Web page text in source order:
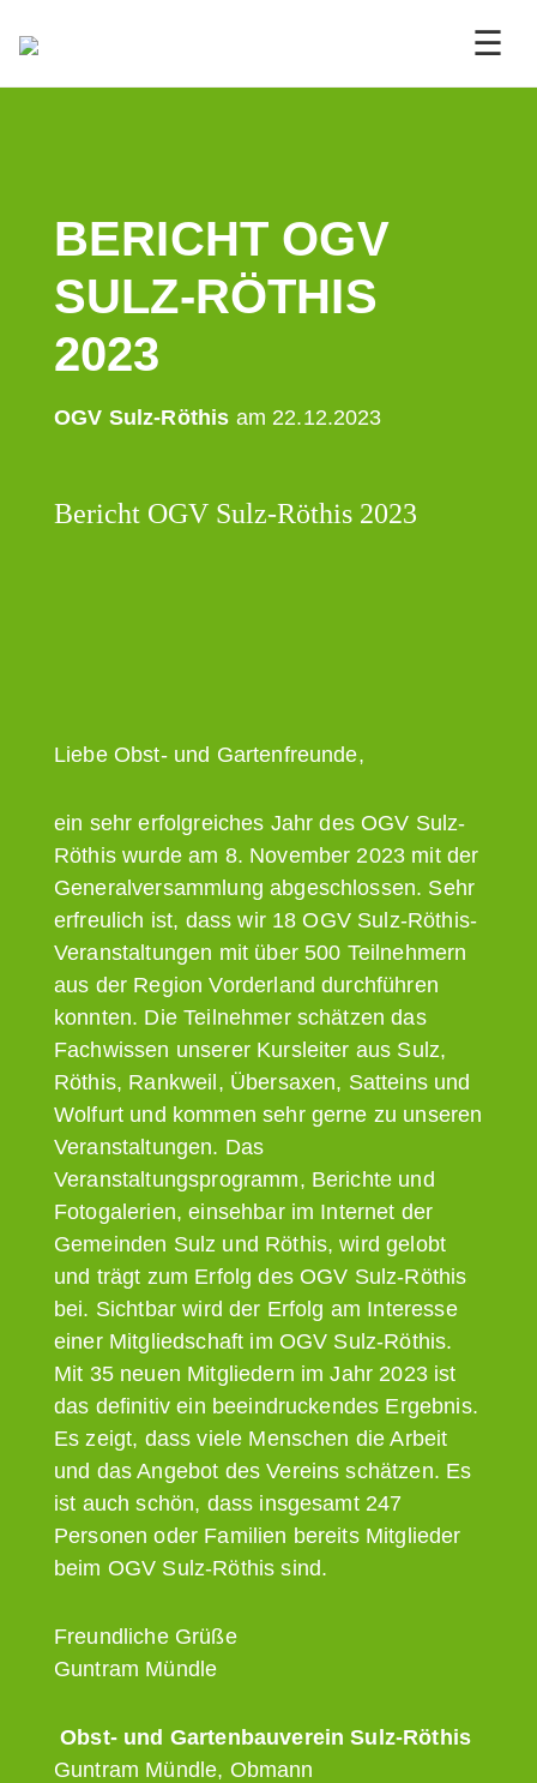
☰
BERICHT OGV
SULZ-RÖTHIS
2023
OGV Sulz-Röthis am 22.12.2023
Bericht OGV Sulz-Röthis 2023
Liebe Obst- und Gartenfreunde,
ein sehr erfolgreiches Jahr des OGV Sulz-
Röthis wurde am 8. November 2023 mit der
Generalversammlung abgeschlossen. Sehr
erfreulich ist, dass wir 18 OGV Sulz-Röthis-
Veranstaltungen mit über 500 Teilnehmern
aus der Region Vorderland durchführen
konnten. Die Teilnehmer schätzen das
Fachwissen unserer Kursleiter aus Sulz,
Röthis, Rankweil, Übersaxen, Satteins und
Wolfurt und kommen sehr gerne zu unseren
Veranstaltungen. Das
Veranstaltungsprogramm, Berichte und
Fotogalerien, einsehbar im Internet der
Gemeinden Sulz und Röthis, wird gelobt
und trägt zum Erfolg des OGV Sulz-Röthis
bei. Sichtbar wird der Erfolg am Interesse
einer Mitgliedschaft im OGV Sulz-Röthis.
Mit 35 neuen Mitgliedern im Jahr 2023 ist
das definitiv ein beeindruckendes Ergebnis.
Es zeigt, dass viele Menschen die Arbeit
und das Angebot des Vereins schätzen. Es
ist auch schön, dass insgesamt 247
Personen oder Familien bereits Mitglieder
beim OGV Sulz-Röthis sind.
Freundliche Grüße
Guntram Mündle
Obst- und Gartenbauverein Sulz-Röthis
Guntram Mündle, Obmann